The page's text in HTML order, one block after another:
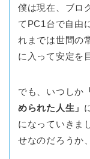
僕は現在、ブロ
てPC1台で自由
れまでは世間の
に入って安定を
でも、いつしか
められた人生」
になっていきま
せなのだろうか